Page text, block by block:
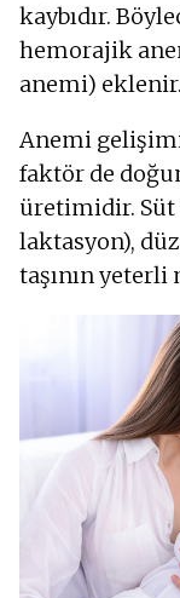
kaybıdır.
hemorajik
anemi) eklenir.
Anemi
faktör de
üretimidir.
laktasyon),
taşının